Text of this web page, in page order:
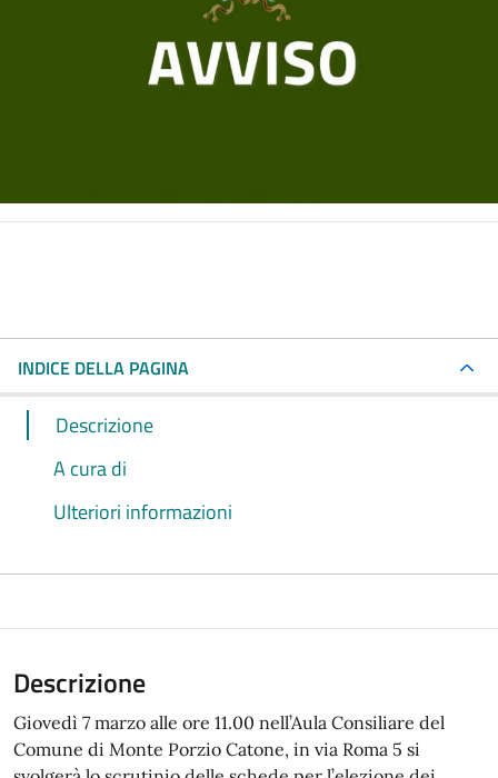
INDICE DELLA PAGINA
Descrizione
A cura di
Ulteriori informazioni
Descrizione
Giovedì 7 marzo alle ore 11.00 nell’Aula Consiliare del
Comune di Monte Porzio Catone, in via Roma 5 si